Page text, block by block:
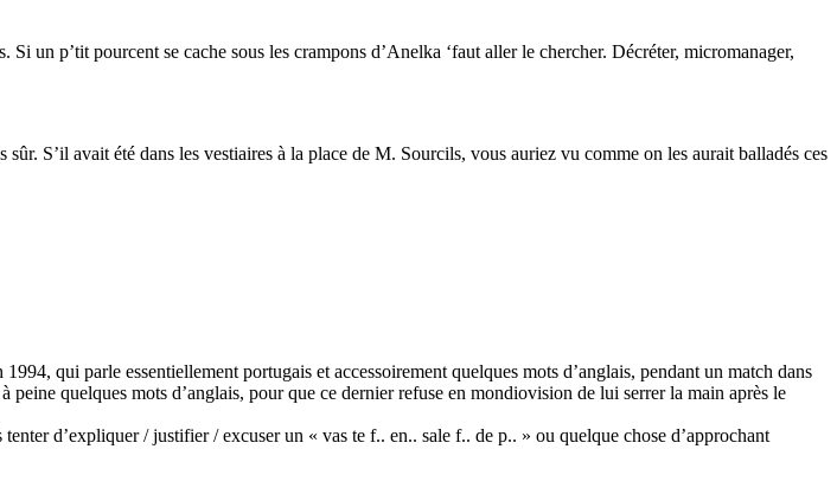
un p’tit pourcent se cache sous les crampons d’Anelka ‘faut aller le chercher. Décréter, micromanager,
S’il avait été dans les vestiaires à la place de M. Sourcils, vous auriez vu comme on les aurait balladés ces
qui parle essentiellement portugais et accessoirement quelques mots d’anglais, pendant un match dans
quelques mots d’anglais, pour que ce dernier refuse en mondiovision de lui serrer la main après le
d’expliquer / justifier / excuser un « vas te f.. en.. sale f.. de p.. » ou quelque chose d’approchant